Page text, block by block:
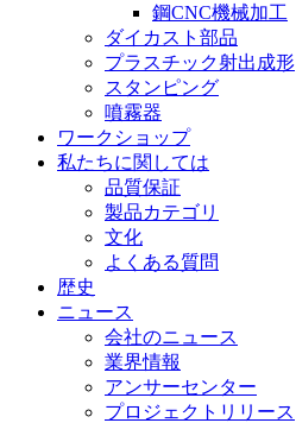
鋼CNC機械加工
ダイカスト部品
プラスチック射出成形
スタンピング
噴霧器
ワークショップ
私たちに関しては
品質保証
製品カテゴリ
文化
よくある質問
歴史
ニュース
会社のニュース
業界情報
アンサーセンター
プロジェクトリリース